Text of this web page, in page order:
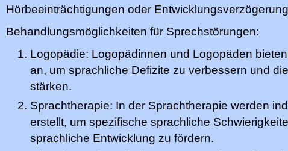
Hörbeeinträchtigungen oder
Behandlungsmöglichkeiten für Sprechstörungen:
Logopädie: Logopädinnen und Logopäden
an, um sprachliche Defizite zu verbessern und
stärken.
Sprachtherapie: In der Sprachtherapie werden
erstellt, um spezifische sprachliche
sprachliche Entwicklung zu fördern.